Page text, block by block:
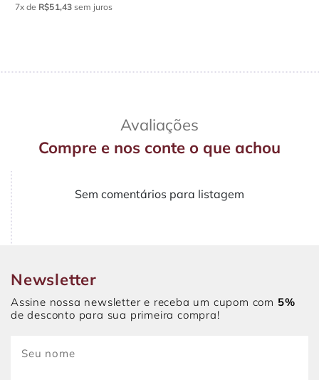
7x de R$51,43sem juros
Avaliações
Compre e nos conte o que achou
Sem comentários para listagem
Newsletter
Assine nossa newsletter e receba um cupom com 5%
de desconto para sua primeira compra!